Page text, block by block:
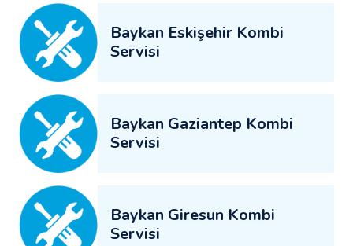
Baykan Eskişehir Kombi
Servisi
Baykan Gaziantep Kombi
Servisi
Baykan Giresun Kombi
Servisi